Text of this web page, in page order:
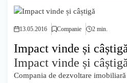
13.05.2016 Companie 2 min.
Impact vinde și câștigă
Impact vinde și câștigă
Compania de dezvoltare